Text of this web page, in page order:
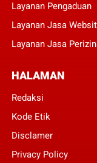
Layanan Pengaduan
Layanan Jasa
Layanan Jasa
HALAMAN
Redaksi
Kode Etik
Disclamer
Privacy Policy